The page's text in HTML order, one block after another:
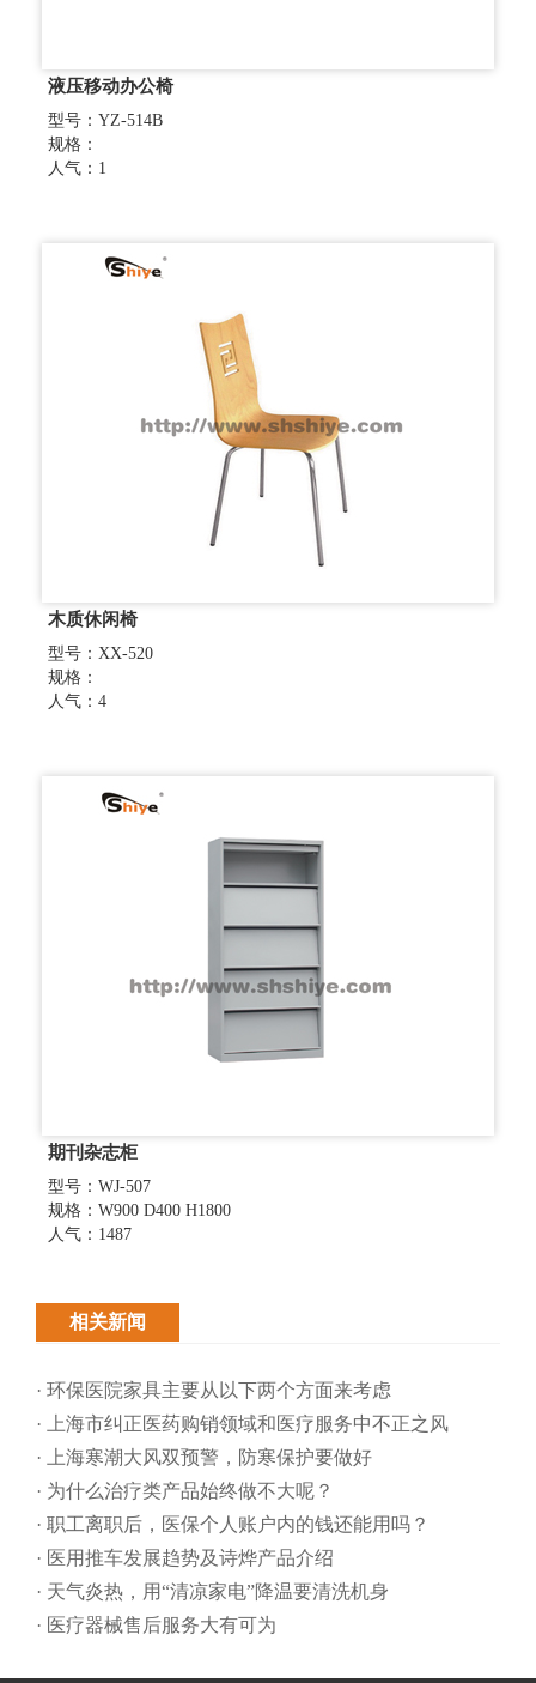
液压移动办公椅
型号：YZ-514B
规格：
人气：1
木质休闲椅
型号：XX-520
规格：
人气：4
期刊杂志柜
型号：WJ-507
规格：W900 D400 H1800
人气：1487
相关新闻
· 环保医院家具主要从以下两个方面来考虑
· 上海市纠正医药购销领域和医疗服务中不正之风
· 上海寒潮大风双预警，防寒保护要做好
· 为什么治疗类产品始终做不大呢？
· 职工离职后，医保个人账户内的钱还能用吗​？
· 医用推车发展趋势及诗烨产品介绍
· 天气炎热，用“清凉家电”降温要清洗机身
· 医疗器械售后服务大有可为